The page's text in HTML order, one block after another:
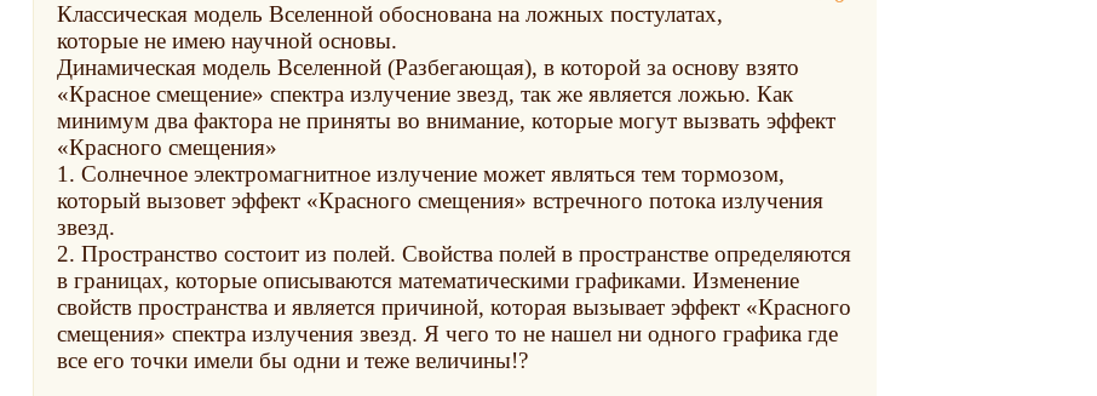
Классическая модель Вселенной обоснована на ложных постулатах,
которые не имею научной основы.
Динамическая модель Вселенной (Разбегающая), в которой за основу взято
Красное смещение
спектра излучение звезд, так же является ложью. Как
минимум два фактора не приняты во внимание, которые могут вызвать эффект
Красного смещения
1. Солнечное электромагнитное излучение может являться тем тормозом,
который вызовет эффект
Красного смещения
встречного потока излучения
звезд.
2. Пространство состоит из полей. Свойства полей в пространстве определяются
в границах, которые описываются математическими графиками. Изменение
свойств пространства и является причиной, которая вызывает эффект
Красного
смещения
спектра излучения звезд. Я чего то не нашел ни одного графика где
все его точки имели бы одни и теже величины!?